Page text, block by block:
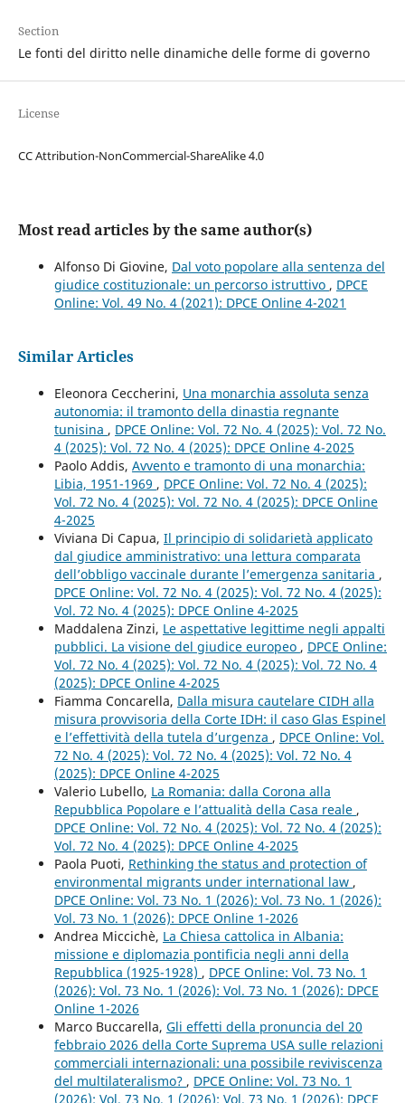
Section
Le fonti del diritto nelle dinamiche delle forme di governo
License
CC Attribution-NonCommercial-ShareAlike 4.0
Most read articles by the same author(s)
Alfonso Di Giovine, Dal voto popolare alla sentenza del
giudice costituzionale: un percorso istruttivo , DPCE
Online: Vol. 49 No. 4 (2021): DPCE Online 4-2021
Similar Articles
Eleonora Ceccherini, Una monarchia assoluta senza
autonomia: il tramonto della dinastia regnante
tunisina , DPCE Online: Vol. 72 No. 4 (2025): Vol. 72 No.
4 (2025): Vol. 72 No. 4 (2025): DPCE Online 4-2025
Paolo Addis, Avvento e tramonto di una monarchia:
Libia, 1951-1969 , DPCE Online: Vol. 72 No. 4 (2025):
Vol. 72 No. 4 (2025): Vol. 72 No. 4 (2025): DPCE Online
4-2025
Viviana Di Capua, Il principio di solidarietà applicato
dal giudice amministrativo: una lettura comparata
dell’obbligo vaccinale durante l’emergenza sanitaria ,
DPCE Online: Vol. 72 No. 4 (2025): Vol. 72 No. 4 (2025):
Vol. 72 No. 4 (2025): DPCE Online 4-2025
Maddalena Zinzi, Le aspettative legittime negli appalti
pubblici. La visione del giudice europeo , DPCE Online:
Vol. 72 No. 4 (2025): Vol. 72 No. 4 (2025): Vol. 72 No. 4
(2025): DPCE Online 4-2025
Fiamma Concarella, Dalla misura cautelare CIDH alla
misura provvisoria della Corte IDH: il caso Glas Espinel
e l’effettività della tutela d’urgenza , DPCE Online: Vol.
72 No. 4 (2025): Vol. 72 No. 4 (2025): Vol. 72 No. 4
(2025): DPCE Online 4-2025
Valerio Lubello, La Romania: dalla Corona alla
Repubblica Popolare e l’attualità della Casa reale ,
DPCE Online: Vol. 72 No. 4 (2025): Vol. 72 No. 4 (2025):
Vol. 72 No. 4 (2025): DPCE Online 4-2025
Paola Puoti, Rethinking the status and protection of
environmental migrants under international law ,
DPCE Online: Vol. 73 No. 1 (2026): Vol. 73 No. 1 (2026):
Vol. 73 No. 1 (2026): DPCE Online 1-2026
Andrea Miccichè, La Chiesa cattolica in Albania:
missione e diplomazia pontificia negli anni della
Repubblica (1925-1928) , DPCE Online: Vol. 73 No. 1
(2026): Vol. 73 No. 1 (2026): Vol. 73 No. 1 (2026): DPCE
Online 1-2026
Marco Buccarella, Gli effetti della pronuncia del 20
febbraio 2026 della Corte Suprema USA sulle relazioni
commerciali internazionali: una possibile reviviscenza
del multilateralismo? , DPCE Online: Vol. 73 No. 1
(2026): Vol. 73 No. 1 (2026): Vol. 73 No. 1 (2026): DPCE